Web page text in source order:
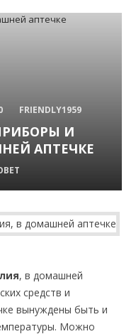
FRIENDLY1959
И
АПТЕЧКЕ
, в домашней
средств и
вынуждены быть и
Можно